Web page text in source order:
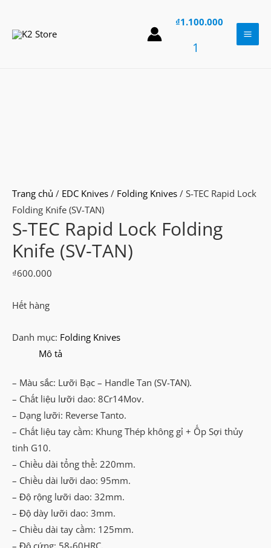
content
₫1.100.000
1
Trang chủ / EDC Knives / Folding Knives / S-TEC Rapid Lock
Folding Knife (SV-TAN)
S-TEC Rapid Lock Folding
Knife (SV-TAN)
₫600.000
Hết hàng
Danh mục: Folding Knives
Mô tả
– Màu sắc: Lưỡi Bạc – Handle Tan (SV-TAN).
– Chất liệu lưỡi dao: 8Cr14Mov.
– Dạng lưỡi: Reverse Tanto.
– Chất liệu tay cầm: Khung Thép không gỉ + Ốp Sợi thủy
tinh G10.
– Chiều dài tổng thể: 220mm.
– Chiều dài lưỡi dao: 95mm.
– Độ rộng lưỡi dao: 32mm.
– Độ dày lưỡi dao: 3mm.
– Chiều dài tay cầm: 125mm.